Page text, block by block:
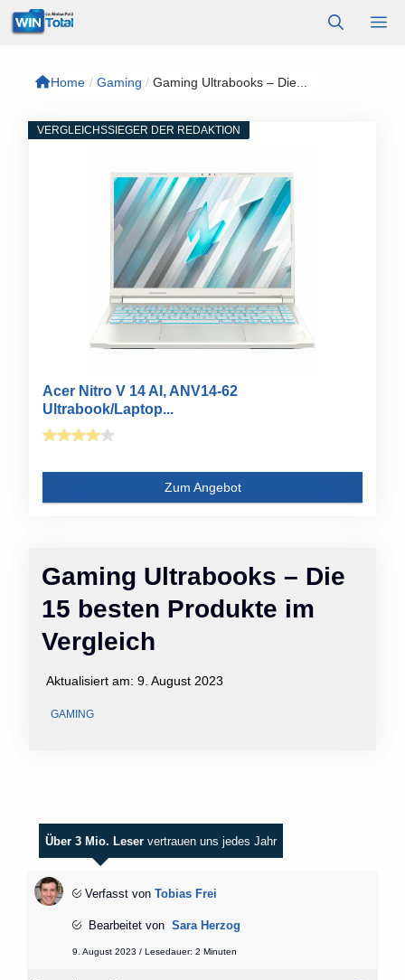
Zum
Inhalt
Home / Gaming / Gaming Ultrabooks – Die...
Gaming Ultrabooks – Die
15 besten Produkte im
Vergleich
Aktualisiert am: 9. August 2023
GAMING
VERGLEICHSSIEGER DER REDAKTION
Acer Nitro V 14 AI, ANV14-62
Ultrabook/Laptop...
Zum Angebot
Über 3 Mio. Leser vertrauen uns jedes Jahr
Verfasst von Tobias Frei
Bearbeitet von Sara Herzog
9. August 2023 / Lesedauer: 2 Minuten